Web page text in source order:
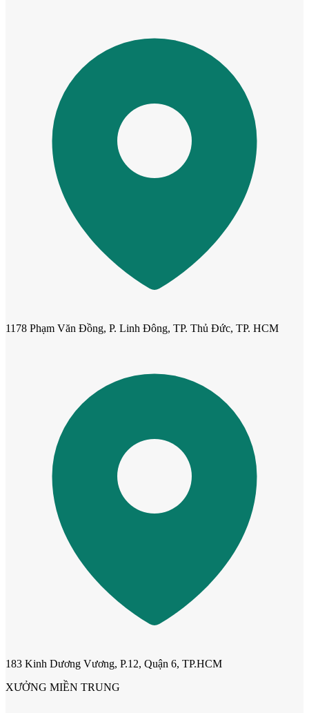
Cửa Nhựa Giả Gỗ
Cửa Nhựa Giá Rẻ
1178 Phạm Văn Đồng, P. Linh Đông, TP. Thủ Đức, TP. HCM
183 Kinh Dương Vương, P.12, Quận 6, TP.HCM
XƯỞNG MIỀN TRUNG